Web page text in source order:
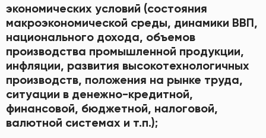
экономических условий (состояния
макроэкономической среды, динамики ВВП,
национального дохода, объемов
производства промышленной продукции,
инфляции, развития высокотехнологичных
производств, положения на рынке труда,
ситуации в денежно-кредитной,
финансовой, бюджетной, налоговой,
валютной системах и т.п.);